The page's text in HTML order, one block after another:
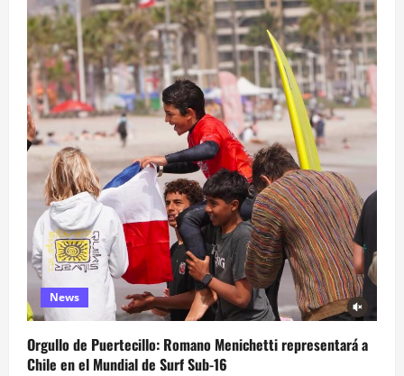
News
Orgullo de Puertecillo: Romano Menichetti representará a
Chile en el Mundial de Surf Sub-16